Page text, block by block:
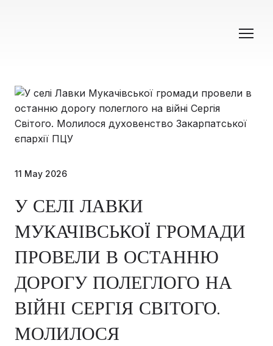
11 May 2026
У СЕЛІ ЛАВКИ
МУКАЧІВСЬКОЇ ГРОМАДИ
ПРОВЕЛИ В ОСТАННЮ
ДОРОГУ ПОЛЕГЛОГО НА
ВІЙНІ СЕРГІЯ СВІТОГО.
МОЛИЛОСЯ